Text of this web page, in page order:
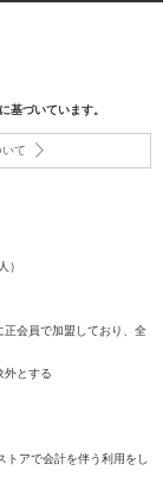
基づいています。
て
）
正会員で加盟しており、全
外とする
トアで会計を伴う利用をし